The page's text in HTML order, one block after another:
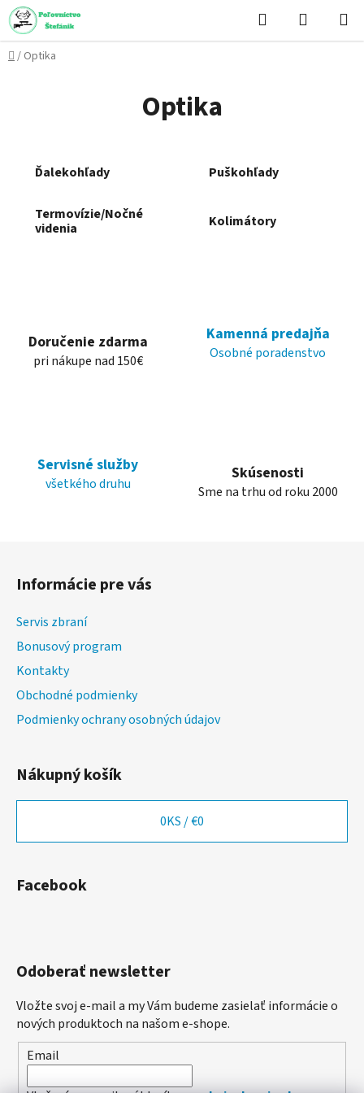
Prejsť
na
obsah
Hľadať
KOŠÍK
Domov
/ Optika
Optika
Ďalekohľady Puškohľady
Termovízie/Nočné
videnia
Kolimátory
Doručenie zdarma
pri nákupe nad 150€
Kamenná predajňa
Osobné poradenstvo
Servisné služby
všetkého druhu
Skúsenosti
Sme na trhu od roku 2000
Informácie pre vás
Servis zbraní
Bonusový program
Kontakty
Obchodné podmienky
Podmienky ochrany osobných údajov
Nákupný košík
0KS /€0
Facebook
Odoberať newsletter
Vložte svoj e-mail a my Vám budeme zasielať informácie o
nových produktoch na našom e-shope.
Email